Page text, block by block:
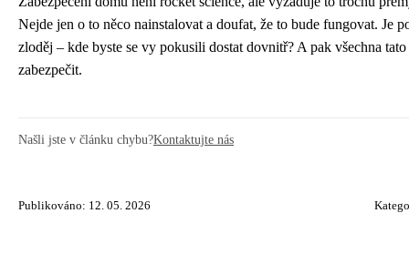
Nejde jen o to něco nainstalovat a doufat, že to bude fungovat. Je
zloděj – kde byste se vy pokusili dostat dovnitř? A pak všechna tato
zabezpečit.
Našli jste v článku chybu?Kontaktujte nás
Publikováno: 12. 05. 2026